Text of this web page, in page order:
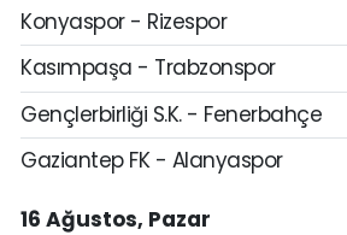
Konyaspor - Rizespor
Kasımpaşa - Trabzonspor
Gençlerbirliği S.K. - Fenerbahçe
Gaziantep FK - Alanyaspor
16 Ağustos, Pazar